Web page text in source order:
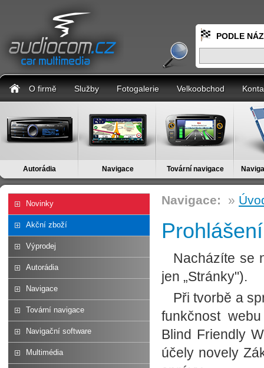
PODLE
O firmě Služby Fotogalerie Velkoobchod
Autorádia Navigace Tovární navigace
Novinky
Akční zboží
Výprodej
Autorádia
Navigace
Tovární navigace
Navigační software
Multimédia
Navigace: »
Nacházíte se
jen „Stránky").
Při tvorbě a
funkčnost
Blind Friendly
účely novely